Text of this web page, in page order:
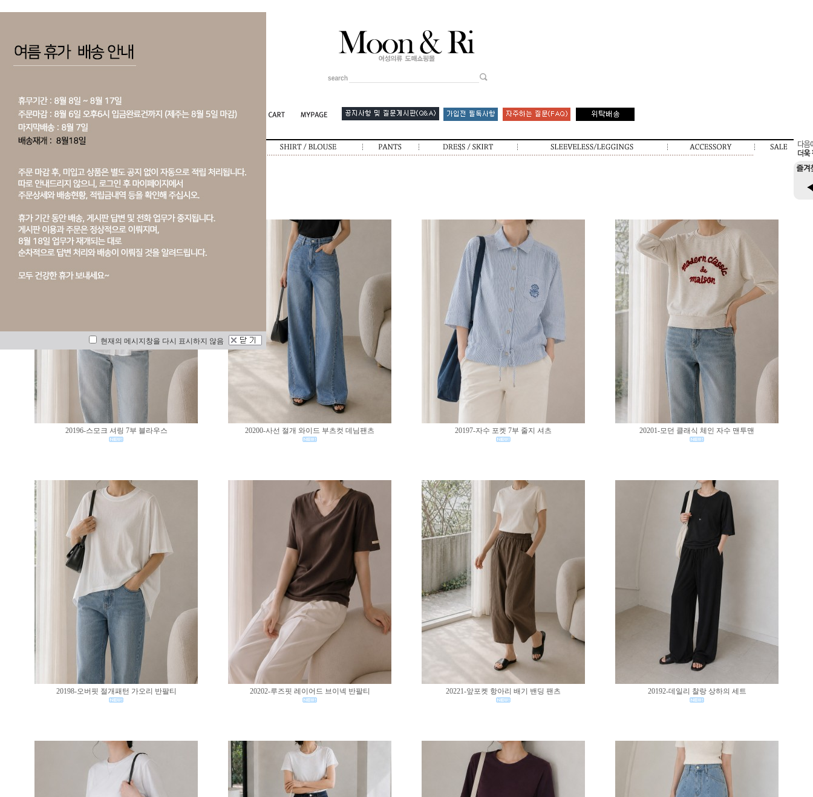
20196-스모크 셔링 7부 블라우스 20200-사선 절개 와이드 부츠컷 데님팬츠 20197-자수 포켓 7부 줄지 셔츠 20201-모던 클래식 체인 자수 맨투맨
20198-오버핏 절개패턴 가오리 반팔티 20202-루즈핏 레이어드 브이넥 반팔티 20221-앞포켓 항아리 배기 밴딩 팬츠 20192-데일리 찰랑 상하의 세트
현재의 메시지창을 다시 표시하지 않음